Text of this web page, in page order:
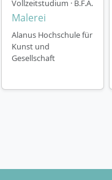
eröffnen sich
Eurythmistinnen
Vollzeitstudium · B.F.A.
Malerei
Alanus Hochschule für
Kunst und
Gesellschaft